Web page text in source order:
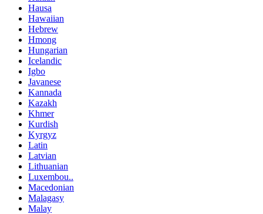
Hausa
Hawaiian
Hebrew
Hmong
Hungarian
Icelandic
Igbo
Javanese
Kannada
Kazakh
Khmer
Kurdish
Kyrgyz
Latin
Latvian
Lithuanian
Luxembou..
Macedonian
Malagasy
Malay